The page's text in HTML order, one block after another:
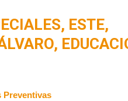
ESTE,
Preventivas